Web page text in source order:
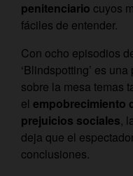
penitenciario cuyos
fáciles de entender.
Con ocho episodios
‘Blindspotting’ es
sobre la mesa temas
el empobrecimiento
prejuicios sociales,
deja que el
conclusiones.